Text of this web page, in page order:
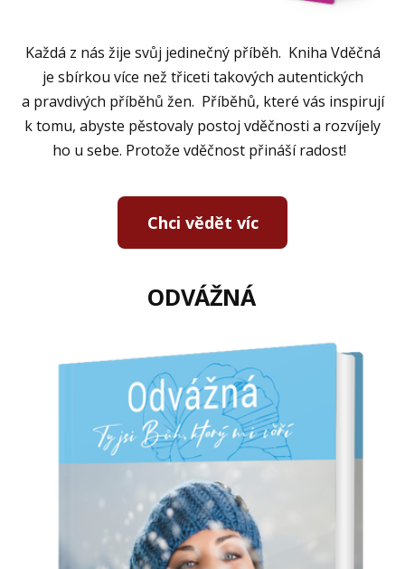
Každá z nás žije svůj jedinečný příběh. Kniha Vděčná
je sbírkou více než třiceti takových autentických
a pravdivých příběhů žen. Příběhů, které vás inspirují
k tomu, abyste pěstovaly postoj vděčnosti a rozvíjely
ho u sebe. Protože vděčnost přináší radost!
Chci vědět víc
ODVÁŽNÁ